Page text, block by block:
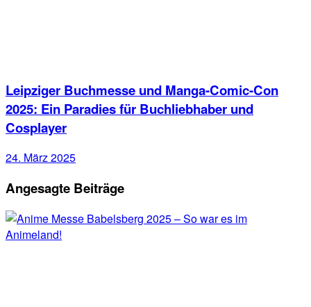
Leipziger Buchmesse und Manga-Comic-Con
2025: Ein Paradies für Buchliebhaber und
Cosplayer
24. März 2025
Angesagte Beiträge